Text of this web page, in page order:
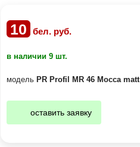
10 бел. руб.
в наличии 9 шт.
модель PR Profil MR 46 Mocca matt
оставить заявку